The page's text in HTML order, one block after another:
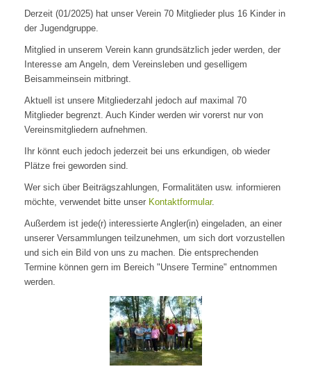
Derzeit (01/2025) hat unser Verein 70 Mitglieder plus 16 Kinder in
der Jugendgruppe.
Mitglied in unserem Verein kann grundsätzlich jeder werden, der
Interesse am Angeln, dem Vereinsleben und geselligem
Beisammeinsein mitbringt.
Aktuell ist unsere Mitgliederzahl jedoch auf maximal 70
Mitglieder begrenzt. Auch Kinder werden wir vorerst nur von
Vereinsmitgliedern aufnehmen.
Ihr könnt euch jedoch jederzeit bei uns erkundigen, ob wieder
Plätze frei geworden sind.
Wer sich über Beiträgszahlungen, Formalitäten usw. informieren
möchte, verwendet bitte unser Kontaktformular.
Außerdem ist jede(r) interessierte Angler(in) eingeladen, an einer
unserer Versammlungen teilzunehmen, um sich dort vorzustellen
und sich ein Bild von uns zu machen. Die entsprechenden
Termine können gern im Bereich "Unsere Termine" entnommen
werden.